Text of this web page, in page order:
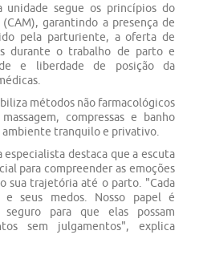
unidade segue os princípios do
garantindo a presença de
pela parturiente, a oferta de
durante o trabalho de parto e
e liberdade de posição da
métodos não farmacológicos
compressas e banho
tranquilo e privativo.
destaca que a escuta
para compreender as emoções
sua trajetória até o parto. "Cada
seus medos. Nosso papel é
seguro para que elas possam
sem julgamentos", explica